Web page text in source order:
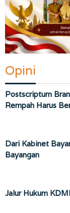
Opini
Postscriptum
Rempah Harus
Dari Kabinet
Bayangan
Jalur Hukum